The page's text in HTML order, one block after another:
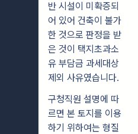
반 시설이 미확증되
어 있어 건축이 불가
한 것으로 판정을 받
은 것이 택지초과소
유 부담금 과세대상
제외 사유였습니다.
구청직원 설명에 따
르면 본 토지를 이용
하기 위하여는 형질